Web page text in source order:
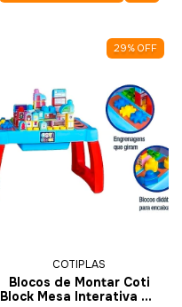
29% OFF
COTIPLAS
Blocos de Montar Coti
Block Mesa Interativa 40